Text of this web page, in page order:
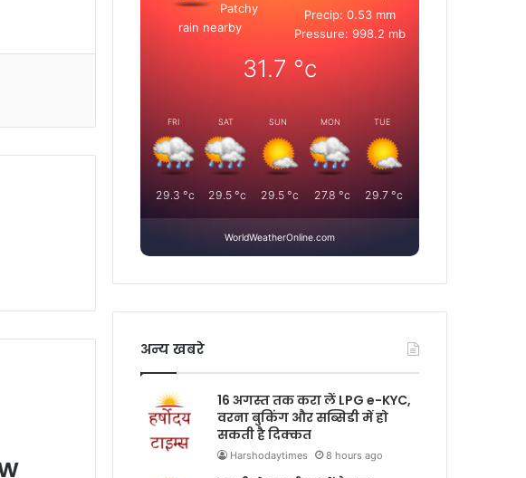
Patchy
rain nearby
Precip: 0.53 mm
Pressure: 998.2 mb
31.7 °c
FRI
29.3 °c
SAT
29.5 °c
SUN
29.5°c
MON
27.8 °c
TUE
29.7 °c
WorldWeatherOnline.com
अन्य खबरे
16 अगस्त तक करा लें LPG e-KYC,
वरना बुकिंग और सब्सिडी में हो
सकती है दिक्कत
Harshodaytimes 8 hours ago